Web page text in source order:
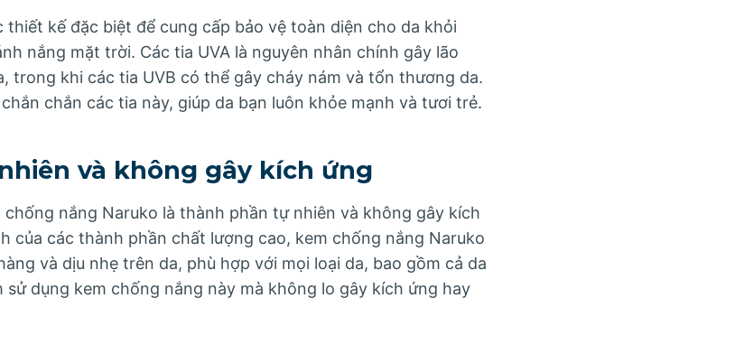
thiết kế đặc biệt để cung cấp bảo vệ toàn diện cho da khỏi
nắng mặt trời. Các tia UVA là nguyên nhân chính gây lão
trong khi các tia UVB có thể gây cháy nám và tổn thương da.
chắn các tia này, giúp da bạn luôn khỏe mạnh và tươi trẻ.
và không gây kích ứng
nắng Naruko là thành phần tự nhiên và không gây kích
của các thành phần chất lượng cao, kem chống nắng Naruko
và dịu nhẹ trên da, phù hợp với mọi loại da, bao gồm cả da
sử dụng kem chống nắng này mà không lo gây kích ứng hay